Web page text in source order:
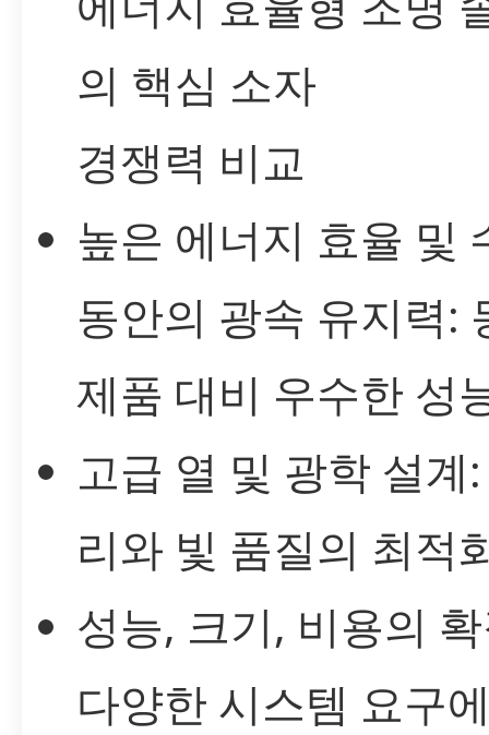
의 핵심 소자
경쟁력 비교
높은 에너지 효율 및
동안의 광속 유지력:
제품 대비 우수한 성
고급 열 및 광학 설계
리와 빛 품질의 최적
성능, 크기, 비용의
다양한 시스템 요구